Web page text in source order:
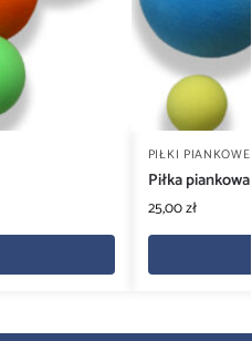
PIŁKI PIANKOWE
Piłka
25,00zł